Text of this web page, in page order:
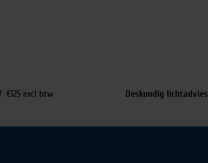
€125 excl btw Deskundig lichtadvies